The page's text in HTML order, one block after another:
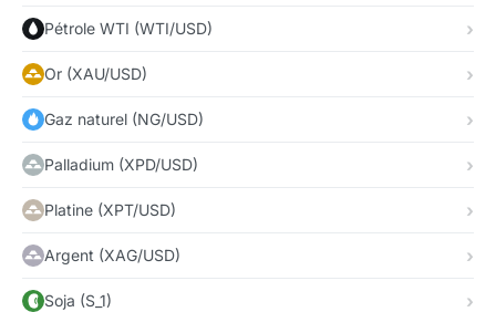
Pétrole WTI (WTI/USD)
Or (XAU/USD)
Gaz naturel (NG/USD)
Palladium (XPD/USD)
Platine (XPT/USD)
Argent (XAG/USD)
Soja (S_1)